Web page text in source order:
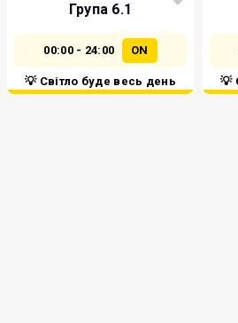
Група 6.1
00:00 - 24:00 ON
💡 Світло буде весь день 💡